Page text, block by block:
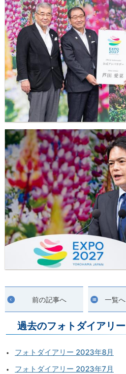
前の記事へ 一覧へ
過去のフォトダイアリー
フォトダイアリー 2023年8月
フォトダイアリー 2023年7月